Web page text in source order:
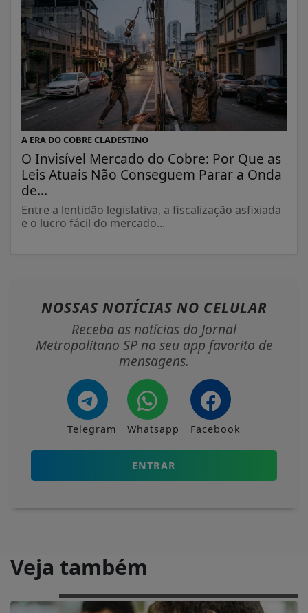
A ERA DO COBRE CLADESTINO
O Invisível Mercado do Cobre: Por Que as
Leis Atuais Não Conseguem Parar a Onda
de...
Entre a lentidão legislativa, a fiscalização asfixiada
e o lucro fácil do mercado...
NOSSAS NOTÍCIAS NO CELULAR
Receba as notícias do Jornal
Metropolitano SP no seu app favorito de
mensagens.
Telegram Whatsapp Facebook
ENTRAR
Veja também